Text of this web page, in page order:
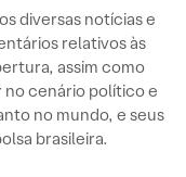
diversas notícias e
relativos às
assim como
cenário político e
no mundo, e seus
brasileira.